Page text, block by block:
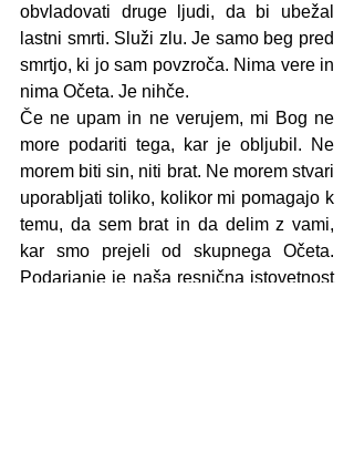
obvladovati druge ljudi, da bi ubežal
lastni smrti. Služi zlu. Je samo beg pred
smrtjo, ki jo sam povzroča. Nima vere in
nima Očeta. Je nihče.
Če ne upam in ne verujem, mi Bog ne
more podariti tega, kar je obljubil. Ne
morem biti sin, niti brat. Ne morem stvari
uporabljati toliko, kolikor mi pomagajo k
temu, da sem brat in da delim z vami,
kar smo prejeli od skupnega Očeta.
Podarjanje je naša resnična istovetnost